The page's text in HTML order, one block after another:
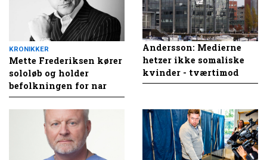
KRONIKKER
Mette Frederiksen kører
sololøb og holder
befolkningen for nar
Andersson: Medierne
hetzer ikke somaliske
kvinder - tværtimod